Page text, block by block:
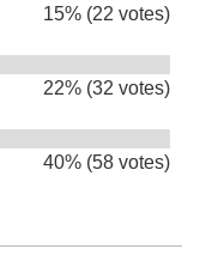
15% (22 votes)
22% (32 votes)
40% (58 votes)